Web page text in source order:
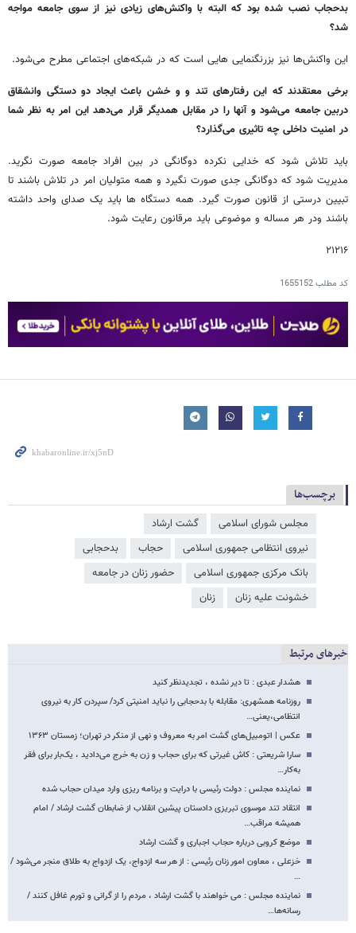
بدحجاب نصب شده بود که البته با واکنش‌های زیادی نیز از سوی جامعه مواجه
شد؟
این واکنش‌ها نیز بزرنگنمایی هایی است که در شبکه‌های اجتماعی مطرح می‌شود.
برخی معتقدند که این رفتارهای تند و و خشن باعث ایجاد دو دستگی وانشقاق
دربین جامعه می‌شود و آنها را در مقابل همدیگر قرار می‌دهد این امر به نظر شما
در امنیت داخلی چه تاثیری می‌گذارد؟
باید تلاش شود که خدایی نکرده دوگانگی در بین افراد جامعه صورت نگرید.
مدیریت شود که دوگانگی جدی صورت نگیرد و همه متولیان امر در تلاش باشند تا
تبیین درستی از قانون صورت گیرد. همه دستگاه ها باید یک صدای واحد داشته
باشند ودر هر مساله‌ و موضوعی باید مرقانون رعایت شود.
۲۱۲۱۶
کد مطلب1655152
برچسب‌ها
مجلس شورای اسلامی
گشت ارشاد
نیروی انتظامی جمهوری اسلامی
حجاب
بدحجابی
بانک مرکزی جمهوری اسلامی
حضور زنان در جامعه
خشونت علیه زنان
زنان
خبرهای مرتبط
هشدار عبدی : تا دیر نشده ، تجدیدنظر کنید
روزنامه همشهری: مقابله با بدحجابی را نباید امنیتی کرد/ سپردن کار به نیروی
انتظامی،یعنی…
عکس | اتومبیل‌های گشت امر به معروف و نهی از منکر در تهران؛ زمستان ۱۳۶۳
سارا شریعتی : کاش غیرتی که برای حجاب و زن به خرج می‌دادید ، یک‌بار برای فقر
به‌کار…
نماینده مجلس : دولت رئیسی با درایت و برنامه ریزی‌ وارد میدان حجاب شده
انتقاد تند موسوی تبریزی دادستان پیشین انقلاب از ضابطان گشت ارشاد / امام
همیشه مراقب…
موضع کروبی درباره حجاب اجباری و گشت ارشاد
خزعلی ، معاون امور زنان رئیسی : از هر سه ازدواج، یک ازدواج به طلاق منجر می‌شود /
…
نماینده مجلس : می خواهند با گشت ارشاد ، مردم را از گرانی و تورم غافل کنند /
رسانه‌ها…